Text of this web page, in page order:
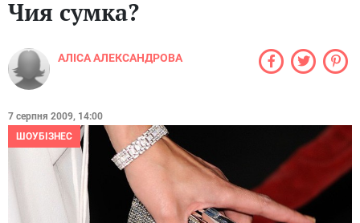
Чия сумка?
АЛІСА АЛЕКСАНДРОВА
7 серпня 2009, 14:00
ШОУБІЗНЕС